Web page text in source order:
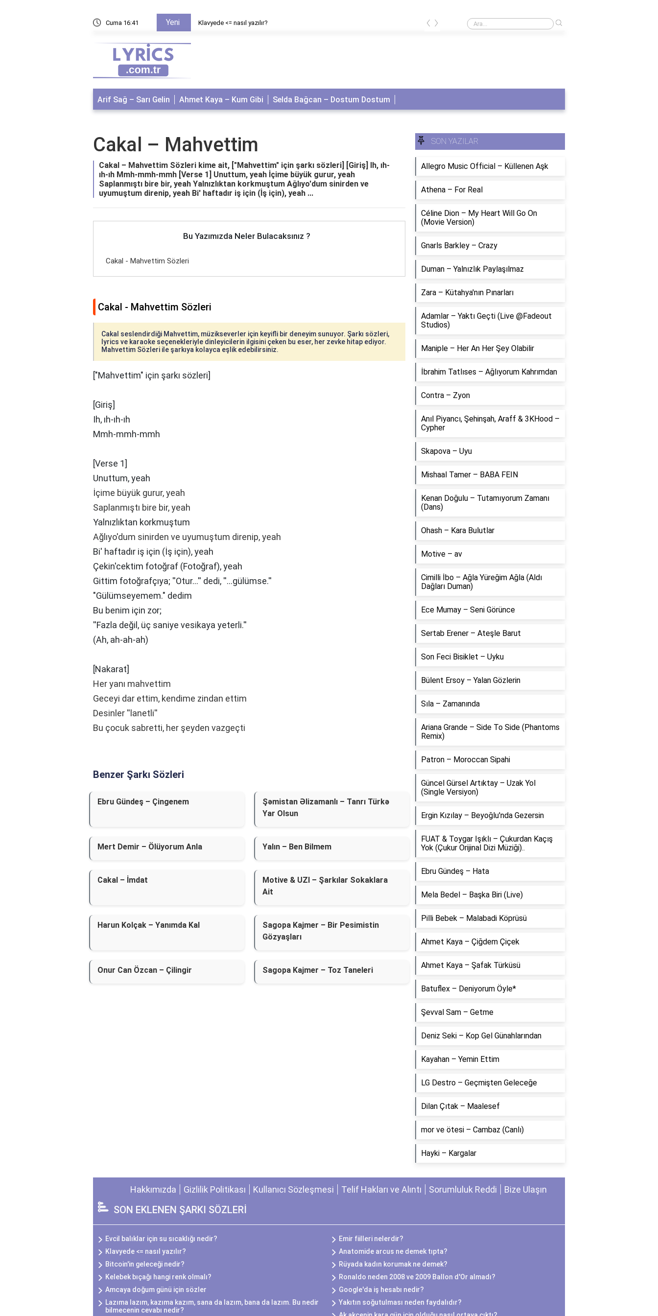
Cuma 16:41 Yeni Klavyede <= nasıl yazılır? Klavyede <= nasıl yazılır?
‹ ›
Arif Sağ – Sarı Gelin Ahmet Kaya – Kum Gibi Selda Bağcan – Dostum Dostum
Cakal – Mahvettim
Cakal – Mahvettim Sözleri kime ait, ["Mahvettim" için şarkı sözleri] [Giriş] Ih, ıh-
ıh-ıh Mmh-mmh-mmh [Verse 1] Unuttum, yeah İçime büyük gurur, yeah
Saplanmıştı bire bir, yeah Yalnızlıktan korkmuştum Ağlıyo'dum sinirden ve
uyumuştum direnip, yeah Bi' haftadır iş için (İş için), yeah ...
Bu Yazımızda Neler Bulacaksınız ?
Cakal - Mahvettim Sözleri
Cakal - Mahvettim Sözleri
Cakal seslendirdiği Mahvettim, müzikseverler için keyifli bir deneyim sunuyor. Şarkı sözleri,
lyrics ve karaoke seçenekleriyle dinleyicilerin ilgisini çeken bu eser, her zevke hitap ediyor.
Mahvettim Sözleri ile şarkıya kolayca eşlik edebilirsiniz.
["Mahvettim" için şarkı sözleri]
[Giriş]
Ih, ıh-ıh-ıh
Mmh-mmh-mmh
[Verse 1]
Unuttum, yeah
İçime büyük gurur, yeah
Saplanmıştı bire bir, yeah
Yalnızlıktan korkmuştum
Ağlıyo'dum sinirden ve uyumuştum direnip, yeah
Bi' haftadır iş için (İş için), yeah
Çekin'cektim fotoğraf (Fotoğraf), yeah
Gittim fotoğrafçıya; ''Otur...'' dedi, ''...gülümse.''
"Gülümseyemem." dedim
Bu benim için zor;
''Fazla değil, üç saniye vesikaya yeterli.''
(Ah, ah-ah-ah)
[Nakarat]
Her yanı mahvettim
Geceyi dar ettim, kendime zindan ettim
Desinler ''lanetli''
Bu çocuk sabretti, her şeyden vazgeçti
Benzer Şarkı Sözleri
Ebru Gündeş – Çingenem
Şəmistan Əlizamanlı – Tanrı Türkə
Yar Olsun
Mert Demir – Ölüyorum Anla Yalın – Ben Bilmem
Cakal – İmdat
Motive & UZI – Şarkılar Sokaklara
Ait
Harun Kolçak – Yanımda Kal
Sagopa Kajmer – Bir Pesimistin
Gözyaşları
Onur Can Özcan – Çilingir Sagopa Kajmer – Toz Taneleri
SON YAZILAR
Allegro Music Official – Küllenen Aşk
Athena – For Real
Céline Dion – My Heart Will Go On
(Movie Version)
Gnarls Barkley – Crazy
Duman – Yalnızlık Paylaşılmaz
Zara – Kütahya'nın Pınarları
Adamlar – Yaktı Geçti (Live @Fadeout
Studios)
Maniple – Her An Her Şey Olabilir
İbrahim Tatlıses – Ağlıyorum Kahrımdan
Contra – Zyon
Anıl Piyancı, Şehinşah, Araff & 3KHood –
Cypher
Skapova – Uyu
Mishaal Tamer – BABA FEIN
Kenan Doğulu – Tutamıyorum Zamanı
(Dans)
Ohash – Kara Bulutlar
Motive – av
Cimilli İbo – Ağla Yüreğim Ağla (Aldı
Dağları Duman)
Ece Mumay – Seni Görünce
Sertab Erener – Ateşle Barut
Son Feci Bisiklet – Uyku
Bülent Ersoy – Yalan Gözlerin
Sıla – Zamanında
Ariana Grande – Side To Side (Phantoms
Remix)
Patron – Moroccan Sipahi
Güncel Gürsel Artıktay – Uzak Yol
(Single Versiyon)
Ergin Kızılay – Beyoğlu'nda Gezersin
FUAT & Toygar Işıklı – Çukurdan Kaçış
Yok (Çukur Orijinal Dizi Müziği)..
Ebru Gündeş – Hata
Mela Bedel – Başka Biri (Live)
Pilli Bebek – Malabadi Köprüsü
Ahmet Kaya – Çiğdem Çiçek
Ahmet Kaya – Şafak Türküsü
Batuflex – Deniyorum Öyle*
Şevval Sam – Getme
Deniz Seki – Kop Gel Günahlarından
Kayahan – Yemin Ettim
LG Destro – Geçmişten Geleceğe
Dilan Çıtak – Maalesef
​mor ve ötesi – Cambaz (Canlı)
Hayki – Kargalar
Hakkımızda Gizlilik Politikası Kullanıcı Sözleşmesi Telif Hakları ve Alıntı Sorumluluk Reddi Bize Ulaşın
SON EKLENEN ŞARKI SÖZLERİ
Evcil balıklar için su sıcaklığı nedir?
Emir fiilleri nelerdir?
Klavyede <= nasıl yazılır?
Anatomide arcus ne demek tıpta?
Bitcoin'in geleceği nedir?
Rüyada kadın korumak ne demek?
Kelebek bıçağı hangi renk olmalı?
Ronaldo neden 2008 ve 2009 Ballon d'Or almadı?
Amcaya doğum günü için sözler
Google'da iş hesabı nedir?
Lazıma lazım, kazıma kazım, sana da lazım, bana da lazım. Bu nedir
bilmecenin cevabı nedir?
Yakıtın soğutulması neden faydalıdır?